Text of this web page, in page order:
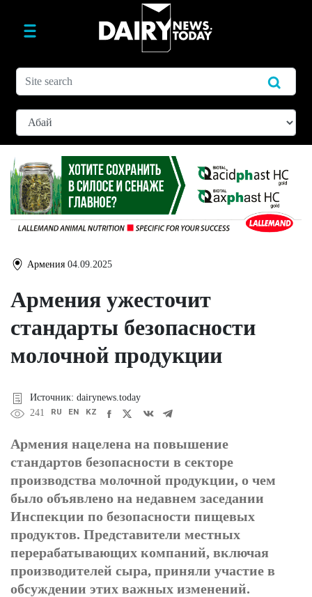
Армения 04.09.2025
Армения ужесточит
стандарты безопасности
молочной продукции
Источник: dairynews.today
241
RU EN KZ
Армения нацелена на повышение
стандартов безопасности в секторе
производства молочной продукции, о чем
было объявлено на недавнем заседании
Инспекции по безопасности пищевых
продуктов. Представители местных
перерабатывающих компаний, включая
производителей сыра, приняли участие в
обсуждении этих важных изменений.